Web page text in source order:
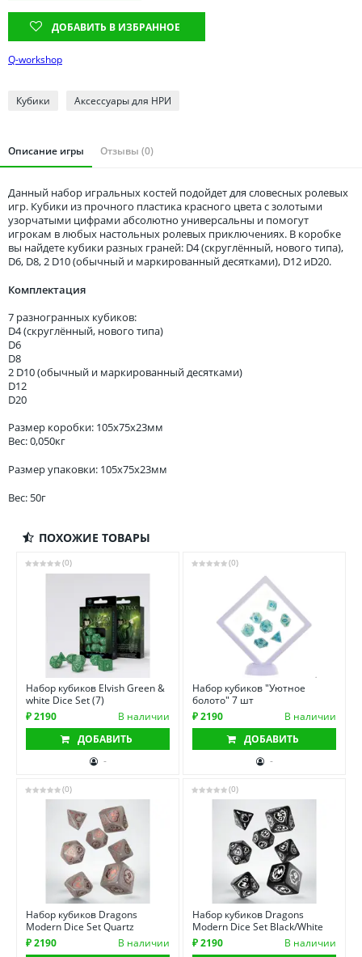
Томская область
Тюменская область
ДОБАВИТЬ В ИЗБРАННОЕ
Q-workshop
Кубики Аксессуары для НРИ
Описание игры Отзывы (0)
Данный набор игральных костей подойдет для словесных ролевых
игр. Кубики из прочного пластика красного цвета с золотыми
узорчатыми цифрами абсолютно универсальны и помогут
игрокам в любых настольных ролевых приключениях. В коробке
вы найдете кубики разных граней: D4 (скруглённый, нового типа),
D6, D8, 2 D10 (обычный и маркированный десятками), D12 иD20.
Комплектация
7 разногранных кубиков:
D4 (скруглённый, нового типа)
D6
D8
2 D10 (обычный и маркированный десятками)
D12
D20
Размер коробки: 105x75x23мм
Вес: 0,050кг
Размер упаковки: 105x75x23мм
Вес: 50г
ПОХОЖИЕ ТОВАРЫ
(0)
Набор кубиков Elvish Green &
white Dice Set (7)
₽ 2190
В наличии
ДОБАВИТЬ
-
(0)
Набор кубиков "Уютное
болото" 7 шт
₽ 2190
В наличии
ДОБАВИТЬ
-
(0)
Набор кубиков Dragons
Modern Dice Set Quartz
₽ 2190
В наличии
(0)
Набор кубиков Dragons
Modern Dice Set Black/White
₽ 2190
В наличии